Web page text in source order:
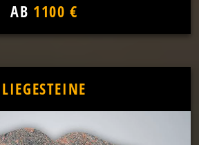
AB 1100 €
LIEGESTEINE